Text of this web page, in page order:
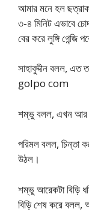
আমার মনে হল
৩-৪ মিনিট এভাবে
বের করে লুঙ্গি গেন্জি
সাহাবুদ্দীন বলল, এত
golpo com
শম্ভু বলল, এখন আর
পরিমল বলল, চিন্তা
উঠল।
শম্ভু আরেকটা বিড়ি
বিড়ি শেষ করে